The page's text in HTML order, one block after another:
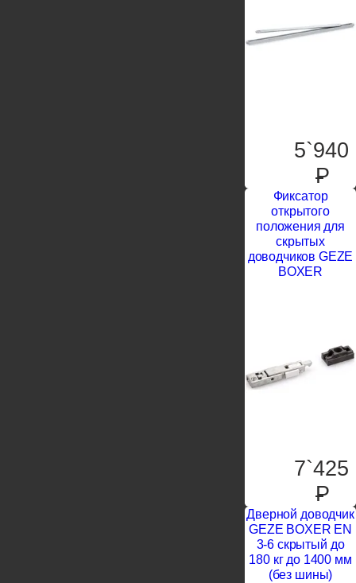
5`940
P
Фиксатор
открытого
положения для
скрытых
доводчиков GEZE
BOXER
7`425
P
Дверной доводчик
GEZE BOXER EN
3-6 скрытый до
180 кг до 1400 мм
(без шины)